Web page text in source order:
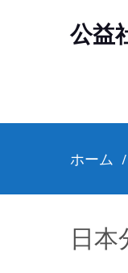
公益
ホーム
日本